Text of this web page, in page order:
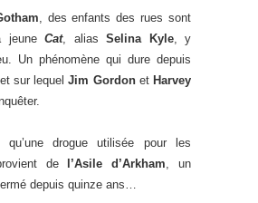
, des enfants des rues sont
jeune Cat, alias Selina Kyle, y
Un phénomène qui dure depuis
sur lequelJim Gordonet Harvey
qu’une drogue utilisée pour les
de l’Asile d’Arkham , un
depuis quinze ans…